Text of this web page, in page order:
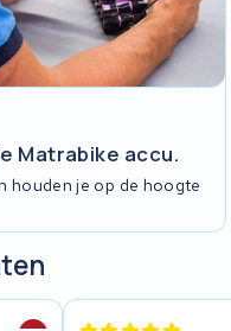
Matrabike accu.
houden je op de hoogte